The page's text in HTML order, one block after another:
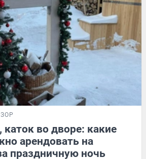
каток во дворе: какие
арендовать на
праздничную ночь